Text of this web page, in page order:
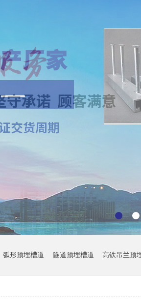
弧形预埋槽道 隧道预埋槽道 高铁吊兰预